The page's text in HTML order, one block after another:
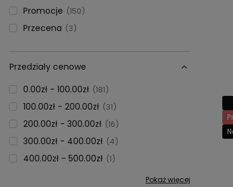
Promocje 150
Przecena 3
Przedziały cenowe
0.00zł - 100.00zł 181
100.00zł - 200.00zł 31
200.00zł - 300.00zł 16
300.00zł - 400.00zł 4
400.00zł - 500.00zł 1
Pokaż więcej